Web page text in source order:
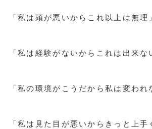
「私は頭が悪いからこれ以上は無理
「私は経験がないからこれは出来な
「私の環境がこうだから私は変われ
「私は見た目が悪いからきっと上手